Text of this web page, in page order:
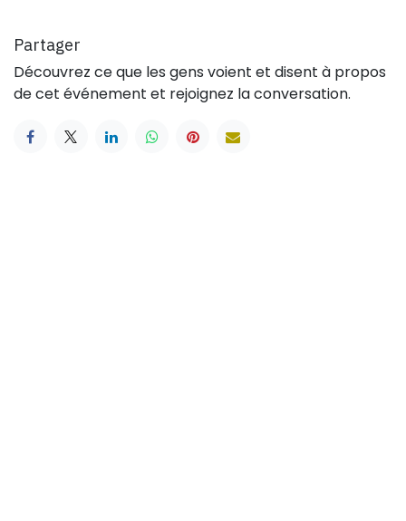
Partager
Découvrez ce que les gens voient et disent à propos
de cet événement et rejoignez la conversation.